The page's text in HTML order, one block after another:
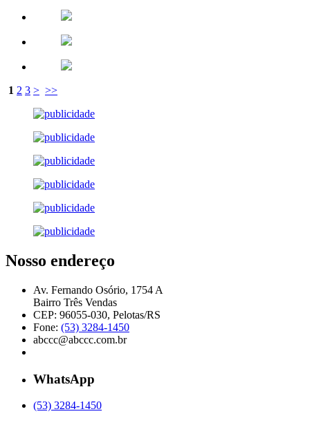
1 2 3 > >>
Nosso endereço
Av. Fernando Osório, 1754 A
Bairro Três Vendas
CEP: 96055-030, Pelotas/RS
Fone: (53) 3284-1450
abccc@abccc.com.br
WhatsApp
(53) 3284-1450